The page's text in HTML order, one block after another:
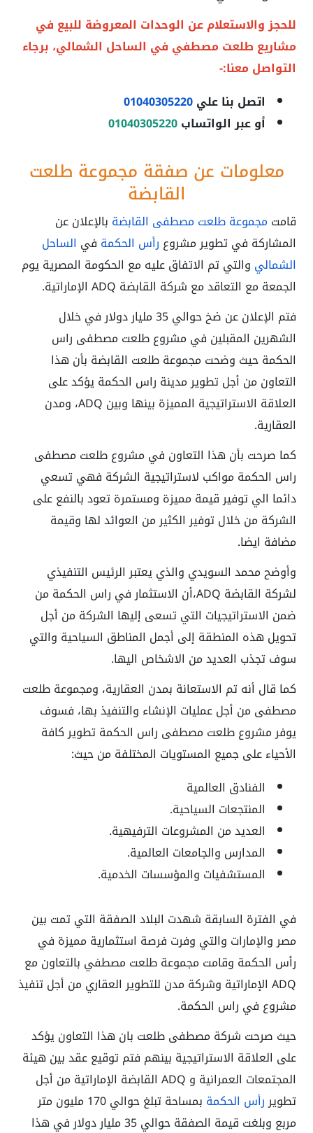
للحجز والاستعلام عن الوحدات المعروضة للبيع في
مشاريع طلعت مصطفي في الساحل الشمالي، برجاء
التواصل معنا:-
اتصل بنا علي01040305220
أو عبر الواتساب01040305220
معلومات عن صفقة مجموعة طلعت
القابضة
قامت مجموعة طلعت مصطفى القابضة بالإعلان عن
المشاركة في تطوير مشروع رأس الحكمة في الساحل
الشمالي والتي تم الاتفاق عليه مع الحكومة المصرية يوم
الجمعة مع التعاقد مع شركة القابضة ADQ الإماراتية.
فتم الإعلان عن ضخ حوالي 35 مليار دولار في خلال
الشهرين المقبلين في مشروع طلعت مصطفى راس
الحكمة حيث وضحت مجموعة طلعت القابضة بأن هذا
التعاون من أجل تطوير مدينة راس الحكمة يؤكد على
العلاقة الاستراتيجية المميزة بينها وبين ADQ، ومدن
العقارية.
كما صرحت بأن هذا التعاون في مشروع طلعت مصطفى
راس الحكمة مواكب لاستراتيجية الشركة فهي تسعي
دائما الي توفير قيمة مميزة ومستمرة تعود بالنفع على
الشركة من خلال توفير الكثير من العوائد لها وقيمة
مضافة ايضا.
وأوضح محمد السويدي والذي يعتبر الرئيس التنفيذي
لشركة القابضة ADQ،أن الاستثمار في راس الحكمة من
ضمن الاستراتيجيات التي تسعى إليها الشركة من أجل
تحويل هذه المنطقة إلى أجمل المناطق السياحية والتي
سوف تجذب العديد من الاشخاص اليها.
كما قال أنه تم الاستعانة بمدن العقارية، ومجموعة طلعت
مصطفى من أجل عمليات الإنشاء والتنفيذ بها، فسوف
يوفر مشروع طلعت مصطفى راس الحكمة تطوير كافة
الأحياء على جميع المستويات المختلفة من حيث:
الفنادق العالمية
المنتجعات السياحية.
العديد من المشروعات الترفيهية.
المدارس والجامعات العالمية.
المستشفيات والمؤسسات الخدمية.
في الفترة السابقة شهدت البلاد الصفقة التي تمت بين
مصر والإمارات والتي وفرت فرصة استثمارية مميزة في
رأس الحكمة وقامت مجموعة طلعت مصطفي بالتعاون مع
ADQ الإماراتية وشركة مدن للتطوير العقاري من أجل تنفيذ
مشروع في راس الحكمة.
حيث صرحت شركة مصطفى طلعت بان هذا التعاون يؤكد
على العلاقة الاستراتيجية بينهم فتم توقيع عقد بين هيئة
المجتمعات العمرانية و ADQ القابضة الإماراتية من أجل
تطويررأس الحكمة
بمساحة تبلغ حوالي 170 مليون متر
مربع وبلغت قيمة الصفقة حوالي 35 مليار دولار في هذا